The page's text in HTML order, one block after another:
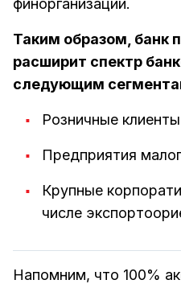
финорганизации.
Таким образом, банк
расширит спектр
следующим
Розничные клиенты
Предприятия
Крупные
числе
Напомним, что 100%